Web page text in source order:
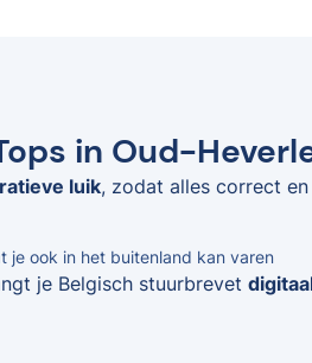
in Oud-
luik, zodat alles correct
je ook in het buitenland kan varen
je Belgisch stuurbrevet